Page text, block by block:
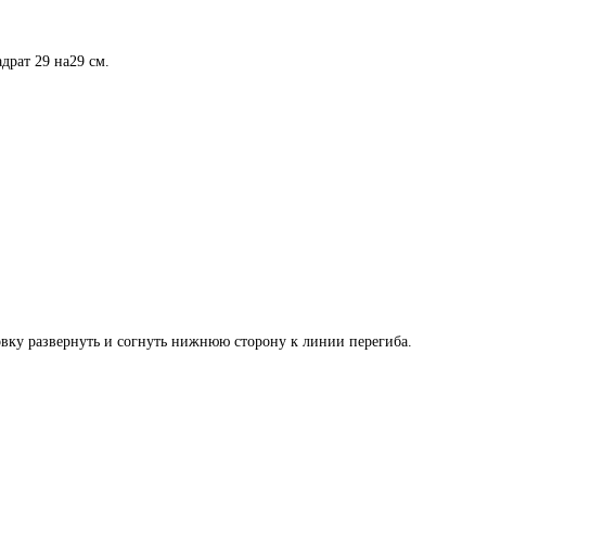
29 на29 см.
развернуть и согнуть нижнюю сторону к линии перегиба.